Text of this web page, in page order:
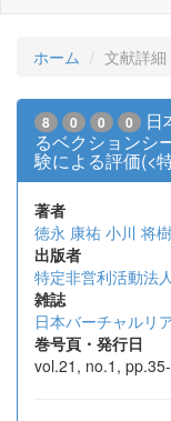
ホーム 文献詳細
8 0 0 0
日
るベクションシ
験による評価(<
著者
徳永 康祐 小川 将樹
出版者
特定非営利活動法
雑誌
日本バーチャルリ
巻号頁・発行日
vol.21, no.1,